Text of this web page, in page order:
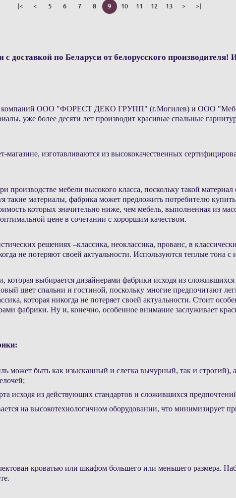
|< < 5 6 7 8 9 10 11 12 13 > >|
по Беларуси от белорусского производителя!
компаний ООО "ФОРЕСТ ДЕКО ГРУПП" (г.Могилев) и ООО
уже более десяти лет производит красивые спальные
магазине, изготавливаются из высококачественных
мебели высокого класса, поскольку такой материал
такие материалы, фабрика может предложить потребителю
которых значительно ниже, чем мебель, выполненная из
цене в сочетании с хороршим качеством.
решениях –классика, неоклассика, прованс, в
не потеряют своей актуальности. Используются теплые тона
которая выбирается дизайнерами фабрики исходя из
цвет спальни и гостиной, поскольку многие предпочитают
которая никогда не потеряет своей актуальности. Стоит
фабрики. Ну и, конечно, особенное внимание заслуживает
может быть как изысканный и слегка вычурный, так и
исходя из действующих стандартов и сложившихся
на высокотехнологичном оборудовании, что минимизирует
кроватью или шкафом большего или меньшего размера.